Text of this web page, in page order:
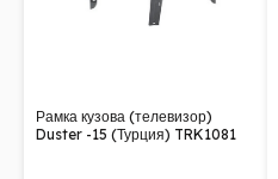
Рамка кузова (телевизор)
Duster -15 (Турция) TRK1081